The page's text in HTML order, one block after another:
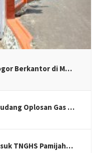
Berkantor di M…
Oplosan Gas …
TNGHS Pamijah…